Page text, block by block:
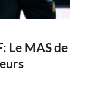
Le MAS de